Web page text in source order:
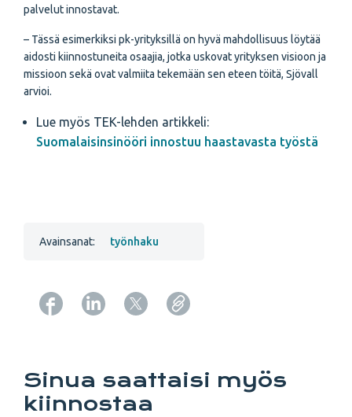
palvelut innostavat.
– Tässä esimerkiksi pk-yrityksillä on hyvä mahdollisuus löytää
aidosti kiinnostuneita osaajia, jotka uskovat yrityksen visioon ja
missioon sekä ovat valmiita tekemään sen eteen töitä, Sjövall
arvioi.
Lue myös TEK-lehden artikkeli:
Suomalaisinsinööri innostuu haastavasta työstä
Avainsanat: työnhaku
Sinua saattaisi myös
kiinnostaa